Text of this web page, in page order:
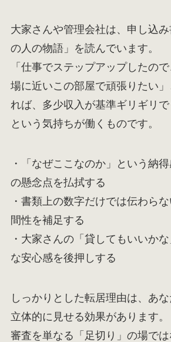
大家さんや管理会社は、申し込
の人の物語」を読んでいます。
「仕事でステップアップしたの
場に近いこの部屋で頑張りたい
れば、多少収入が基準ギリギリ
という気持ちが働くものです。
・「なぜここなのか」という納
の懸念点を払拭する
・書類上の数字だけでは伝わら
間性を補足する
・大家さんの「貸してもいいか
な安心感を後押しする
しっかりとした転居理由は、あ
立体的に見せる効果があります。
審査を単なる「足切り」の場で